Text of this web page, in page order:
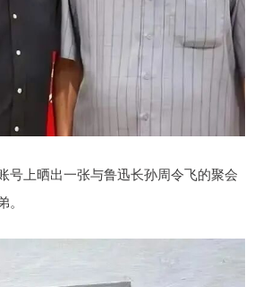
号上晒出一张与鲁迅长孙周令飞的聚会